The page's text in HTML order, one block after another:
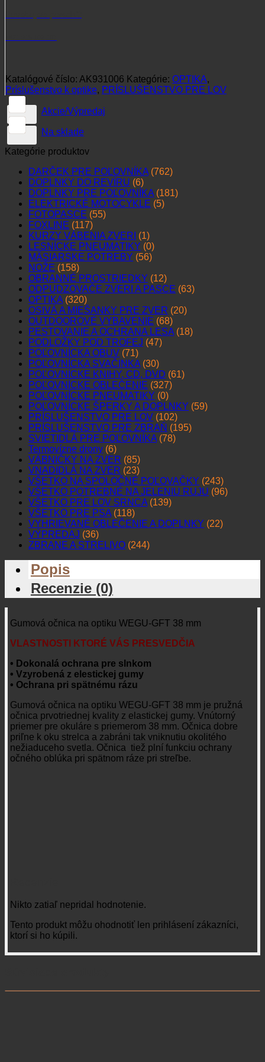
Katalógové číslo: AK931006 Kategórie: OPTIKA,
Príslušenstvo k optike, PRÍSLUŠENSTVO PRE LOV
Akcie/Výpredaj
Na sklade
Kategórie produktov
DARČEK PRE POĽOVNÍKA (762)
DOPLNKY DO REVÍRU (6)
DOPLNKY PRE POĽOVNÍKA (181)
ELEKTRICKÉ MOTOCYKLE (5)
FOTOPASCE (55)
FOXLINE (117)
KURZY VÁBENIA ZVERI (1)
LESNÍCKE PNEUMATIKY (0)
MÄSIARSKE POTREBY (56)
NOŽE (158)
OBRANNÉ PROSTRIEDKY (12)
ODPUDZOVAČE ZVERI A PASCE (63)
OPTIKA (320)
OSIVÁ A MIEŠANKY PRE ZVER (20)
OUTDOOROVÉ VYBAVENIE (68)
PESTOVANIE A OCHRANA LESA (18)
PODLOŽKY POD TROFEJ (47)
POĽOVNÍCKA OBUV (71)
POĽOVNÍCKA SVAČINKA (30)
POĽOVNÍCKE KNIHY, CD, DVD (61)
POĽOVNÍCKE OBLEČENIE (327)
POĽOVNÍCKE PNEUMATIKY (0)
POĽOVNÍCKE ŠPERKY A DOPLNKY (59)
PRÍSLUŠENSTVO PRE LOV (102)
PRÍSLUŠENSTVO PRE ZBRAŇ (195)
SVIETIDLÁ PRE POĽOVNÍKA (78)
Termovízne drony (6)
VÁBNIČKY NA ZVER (85)
VNADIDLÁ NA ZVER (23)
VŠETKO NA SPOLOČNÉ POĽOVAČKY (243)
VŠETKO POTREBNÉ NA JELENIU RUJU (96)
VŠETKO PRE LOV SRNCA (139)
VŠETKO PRE PSA (118)
VYHRIEVANÉ OBLEČENIE A DOPLNKY (22)
VÝPREDAJ (36)
ZBRANE A STRELIVO (244)
Popis
Recenzie (0)
Gumová očnica na optiku WEGU-GFT 38 mm
VLASTNOSTI KTORÉ VÁS PRESVEDČIA
• Dokonalá ochrana pre slnkom
• Vzyrobená z elestickej gumy
• Ochrana pri spätnému rázu
Gumová očnica na optiku WEGU-GFT 38 mm je pružná
očnica prvotriednej kvality z elastickej gumy. Vnútorný
priemer pre okuláre s priemerom 38 mm. Očnica dobre
priľne k oku strelca a zabráni tak vniknutiu okolitého
nežiaduceho svetla. Očnica tiež plní funkciu ochrany
očného oblúka pri spätnom ráze pri streľbe.
Nikto zatiaľ nepridal hodnotenie.
Tento produkt môžu ohodnotiť len prihlásení zákazníci,
ktorí si ho kúpili.